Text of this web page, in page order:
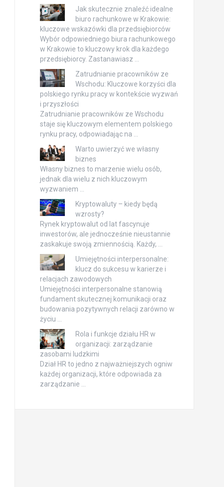
Jak skutecznie znaleźć idealne
biuro rachunkowe w Krakowie:
kluczowe wskazówki dla przedsiębiorców
Wybór odpowiedniego biura rachunkowego
w Krakowie to kluczowy krok dla każdego
przedsiębiorcy. Zastanawiasz …
Zatrudnianie pracowników ze
Wschodu: Kluczowe korzyści dla
polskiego rynku pracy w kontekście wyzwań
i przyszłości
Zatrudnianie pracowników ze Wschodu
staje się kluczowym elementem polskiego
rynku pracy, odpowiadając na …
Warto uwierzyć we własny
biznes
Własny biznes to marzenie wielu osób,
jednak dla wielu z nich kluczowym
wyzwaniem …
Kryptowaluty – kiedy będą
wzrosty?
Rynek kryptowalut od lat fascynuje
inwestorów, ale jednocześnie nieustannie
zaskakuje swoją zmiennością. Każdy, …
Umiejętności interpersonalne:
klucz do sukcesu w karierze i
relacjach zawodowych
Umiejętności interpersonalne stanowią
fundament skutecznej komunikacji oraz
budowania pozytywnych relacji zarówno w
życiu …
Rola i funkcje działu HR w
organizacji: zarządzanie
zasobami ludzkimi
Dział HR to jedno z najważniejszych ogniw
każdej organizacji, które odpowiada za
zarządzanie …